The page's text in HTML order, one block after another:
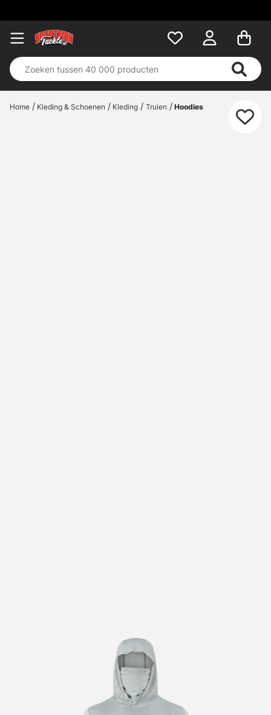
Home Kleding & Schoenen Kleding Truien Hoodies